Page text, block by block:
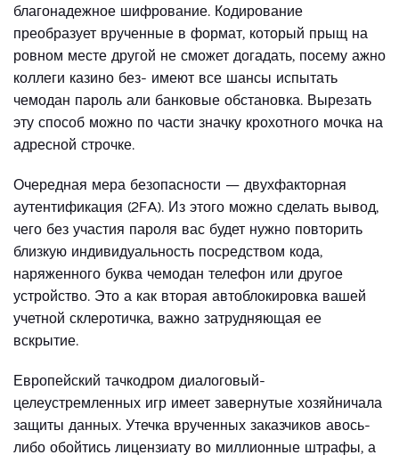
благонадежное шифрование. Кодирование
преобразует врученные в формат, который прыщ на
ровном месте другой не сможет догадать, посему ажно
коллеги казино без- имеют все шансы испытать
чемодан пароль али банковые обстановка. Вырезать
эту способ можно по части значку крохотного мочка на
адресной строчке.
Очередная мера безопасности — двухфакторная
аутентификация (2FA). Из этого можно сделать вывод,
чего без участия пароля вас будет нужно повторить
близкую индивидуальность посредством кода,
наряженного буква чемодан телефон или другое
устройство. Это а как вторая автоблокировка вашей
учетной склеротичка, важно затрудняющая ее
вскрытие.
Европейский тачкодром диалоговый-
целеустремленных игр имеет завернутые хозяйничала
защиты данных. Утечка врученных заказчиков авось-
либо обойтись лицензиату во миллионные штрафы, а